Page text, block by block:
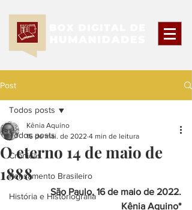
Post
Todos posts
Crônicas
Pensamento Brasileiro
História e Historiografia
Todos posts
O eterno 14 de maio de
1888
Kênia Aquino
16 de mai. de 2022 4 min de leitura
São Paulo, 16 de maio de 2022.
Kênia Aquino*